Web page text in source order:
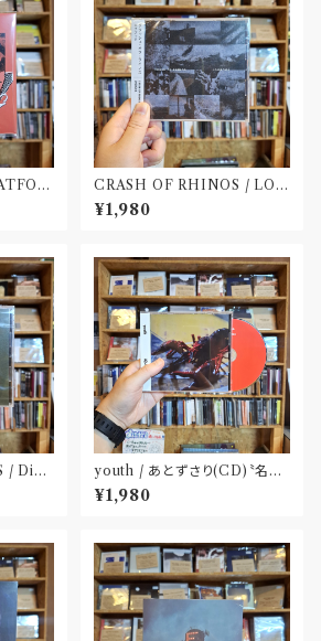
〟×
CRASH OF RHINOS / LOG
BOOK(CD)
¥1,980
/ Dist
youth / あとずさり(CD)〝名古
屋〟
¥1,980